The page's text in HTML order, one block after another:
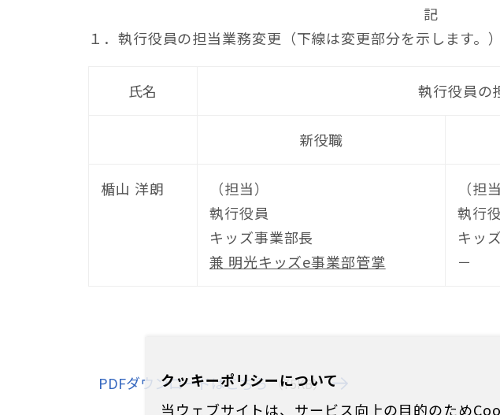
記
１．執行役員の担当業務変更（下線は変更部分を示します。）
氏名 執行役員の
新役職
楯山 洋朗
（担当）
執行役員
キッズ事業部長
兼 明光キッズe事業部管掌
（担
執行
キッ
－
PDFダウンロードはこちら（75KB）
クッキーポリシーについて
当ウェブサイトは、サービス向上の目的のため